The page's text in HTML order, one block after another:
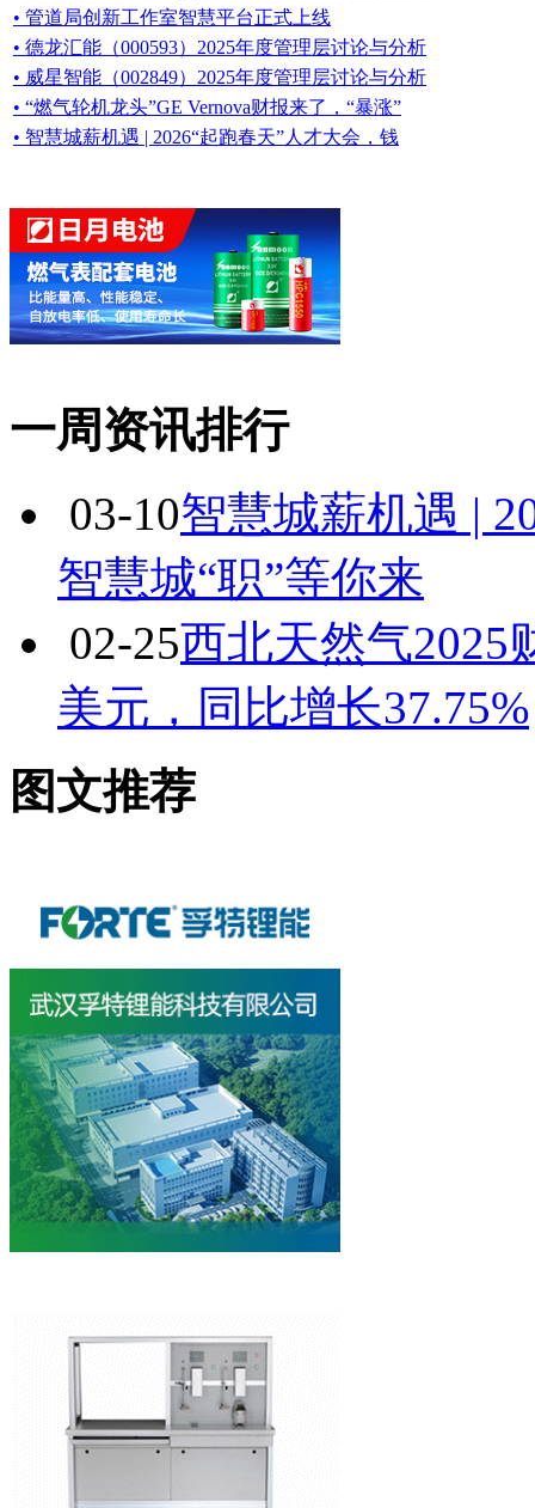
• 管道局创新工作室智慧平台正式上线
• 德龙汇能（000593）2025年度管理层讨论与分析
• 威星智能（002849）2025年度管理层讨论与分析
• “燃气轮机龙头”GE Vernova财报来了，“暴涨”
• 智慧城薪机遇 | 2026“起跑春天”人才大会，钱
一周资讯排行
03-10智慧城薪机遇 |
智慧城“职”等你来
02-25西北天然气2025
美元，同比增长37.75%
图文推荐